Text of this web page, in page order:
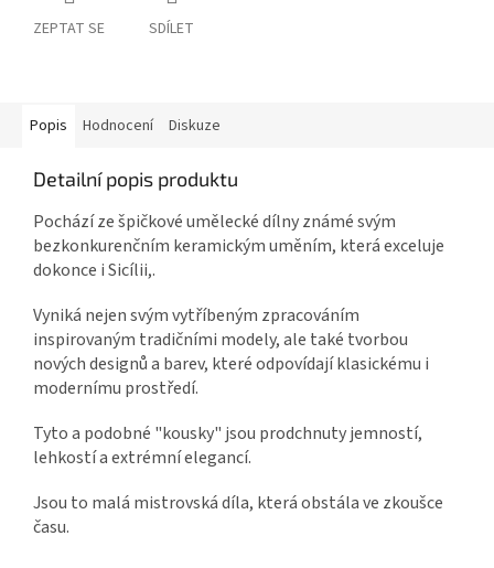
ZEPTAT SE SDÍLET
Popis Hodnocení Diskuze
Detailní popis produktu
Pochází ze špičkové umělecké dílnyznámé svým
bezkonkurenčním keramickým uměním, která exceluje
dokonce i Sicílii,.
Vyniká nejen svým vytříbeným zpracováním
inspirovaným tradičními modely, ale také tvorbou
nových designů a barev, které odpovídají klasickému i
modernímu prostředí.
Tyto a podobné "kousky" jsou prodchnuty jemností,
lehkostí a extrémní elegancí.
Jsou to malá mistrovská díla, která obstála ve zkoušce
času.